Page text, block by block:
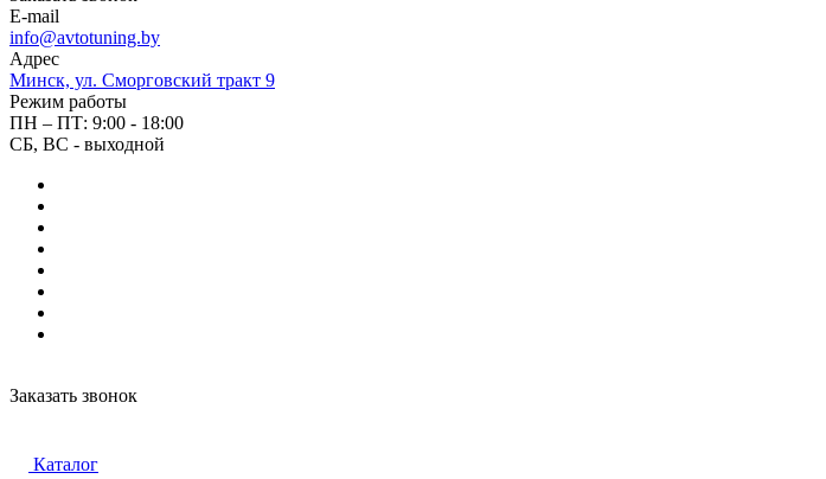
E-mail
info@avtotuning.by
Адрес
Минск, ул. Сморговский тракт 9
Режим работы
ПН – ПТ: 9:00 - 18:00
СБ, ВС - выходной
Заказать звонок
Каталог